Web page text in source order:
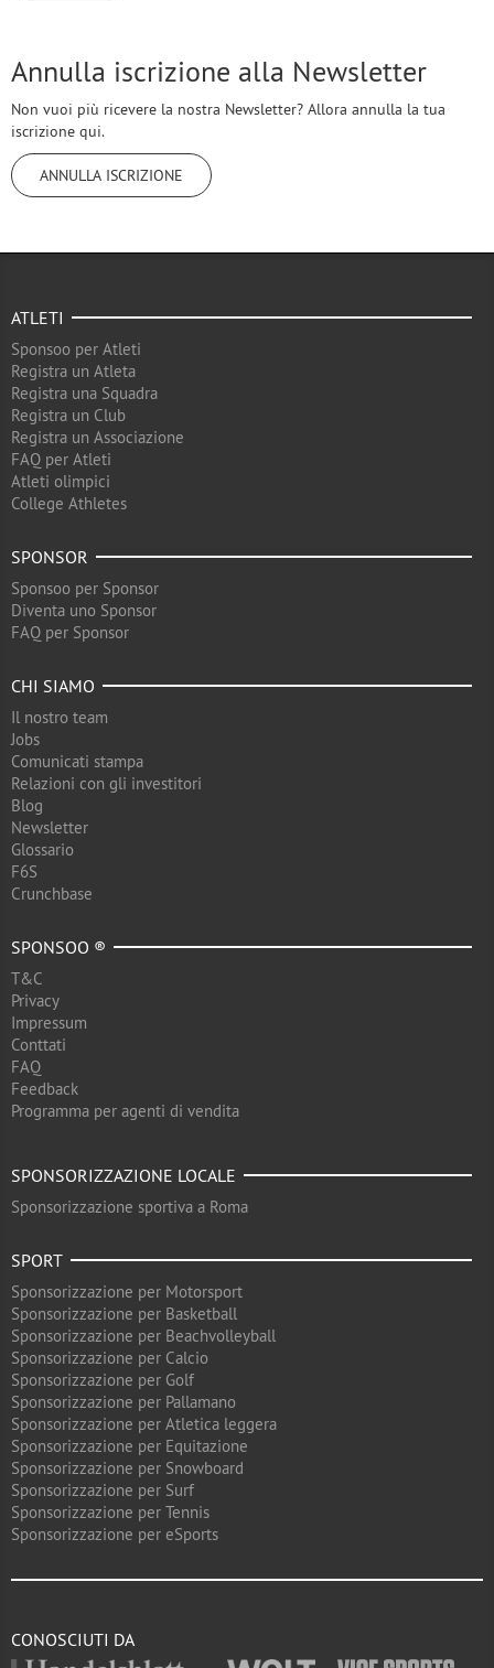
Annulla iscrizione alla Newsletter
Non vuoi più ricevere la nostra Newsletter? Allora annulla la tua
iscrizione qui.
ANNULLA ISCRIZIONE
ATLETI
Sponsoo per Atleti
Registra un Atleta
Registra una Squadra
Registra un Club
Registra un Associazione
FAQ per Atleti
Atleti olimpici
College Athletes
SPONSOR
Sponsoo per Sponsor
Diventa uno Sponsor
FAQ per Sponsor
CHI SIAMO
Il nostro team
Jobs
Comunicati stampa
Relazioni con gli investitori
Blog
Newsletter
Glossario
F6S
Crunchbase
SPONSOO ®
T&C
Privacy
Impressum
Conttati
FAQ
Feedback
Programma per agenti di vendita
SPONSORIZZAZIONE LOCALE
Sponsorizzazione sportiva a Roma
SPORT
Sponsorizzazione per Motorsport
Sponsorizzazione per Basketball
Sponsorizzazione per Beachvolleyball
Sponsorizzazione per Calcio
Sponsorizzazione per Golf
Sponsorizzazione per Pallamano
Sponsorizzazione per Atletica leggera
Sponsorizzazione per Equitazione
Sponsorizzazione per Snowboard
Sponsorizzazione per Surf
Sponsorizzazione per Tennis
Sponsorizzazione per eSports
CONOSCIUTI DA